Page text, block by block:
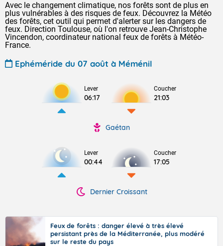
Avec le changement climatique, nos forêts sont de plus en
plus vulnérables à des risques de feux. Découvrez la Météo
des forêts, cet outil qui permet d'alerter sur les dangers de
feux. Direction Toulouse, où l'on retrouve Jean-Christophe
Vincendon, coordinateur national feux de forêts à Météo-
France.
Ephéméride du 07 août à Méménil
Lever
06:17
Coucher
21:03
Gaétan
Lever
00:44
Coucher
17:05
Dernier Croissant
Feux de forêts : danger élevé à très élevé
persistant près de la Méditerranée, plus modéré
sur le reste du pays